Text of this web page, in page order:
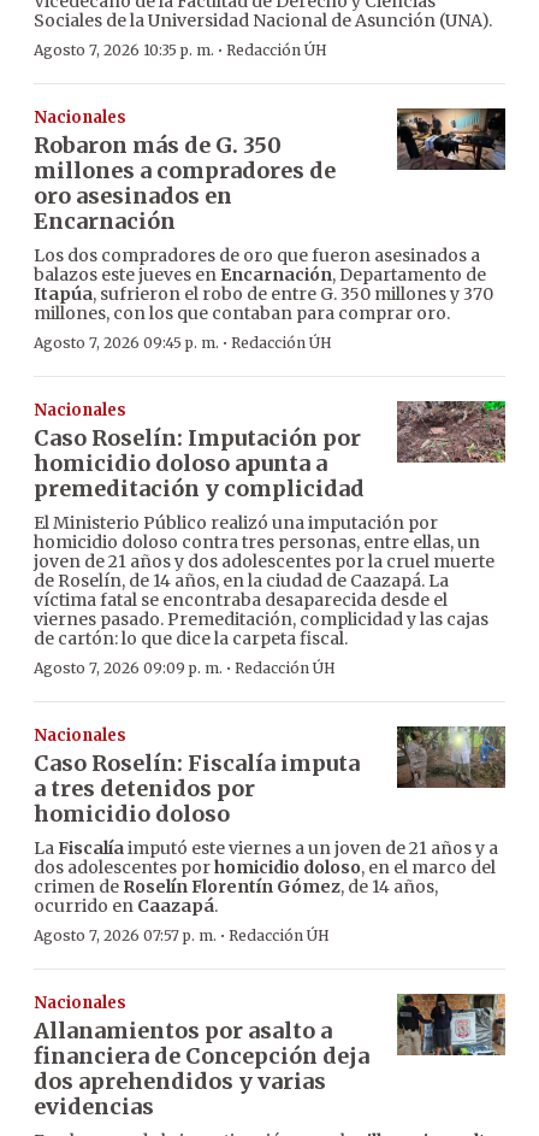
Sociales de la Universidad Nacional de Asunción (UNA).
Agosto 7, 2026 10:35 p. m. · Redacción ÚH
Nacionales
Robaron más de G. 350
millones a compradores de
oro asesinados en
Encarnación
Los dos compradores de oro que fueron asesinados a
balazos este jueves en Encarnación, Departamento de
Itapúa, sufrieron el robo de entre G. 350 millones y 370
millones, con los que contaban para comprar oro.
Agosto 7, 2026 09:45 p. m. · Redacción ÚH
Nacionales
Caso Roselín: Imputación por
homicidio doloso apunta a
premeditación y complicidad
El Ministerio Público realizó una imputación por
homicidio doloso contra tres personas, entre ellas, un
joven de 21 años y dos adolescentes por la cruel muerte
de Roselín, de 14 años, en la ciudad de Caazapá. La
víctima fatal se encontraba desaparecida desde el
viernes pasado. Premeditación, complicidad y las cajas
de cartón: lo que dice la carpeta fiscal.
Agosto 7, 2026 09:09 p. m. · Redacción ÚH
Nacionales
Caso Roselín: Fiscalía imputa
a tres detenidos por
homicidio doloso
LaFiscalíaimputó este viernes a un joven de 21 años y a
dos adolescentes porhomicidio doloso, en el marco del
crimen de Roselín Florentín Gómez, de 14 años,
ocurrido en Caazapá.
Agosto 7, 2026 07:57 p. m. · Redacción ÚH
Nacionales
Allanamientos por asalto a
financiera de Concepción deja
dos aprehendidos y varias
evidencias